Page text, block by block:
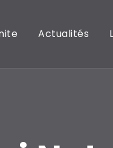
Actualités